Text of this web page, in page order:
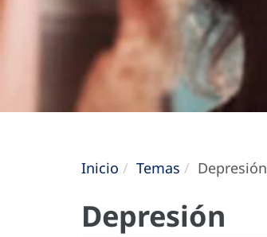
Inicio Temas Depresión
Depresión